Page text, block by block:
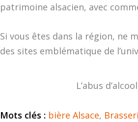
patrimoine alsacien, avec
Si vous êtes dans la région, ne
des sites emblématique de
L’abus
Mots clés : bière Alsace,